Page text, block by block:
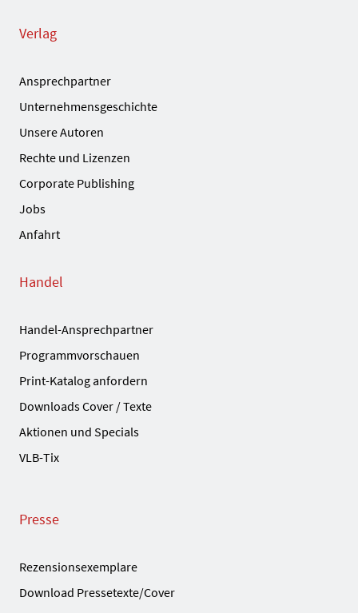
Verlag
Ansprechpartner
Unternehmensgeschichte
Unsere Autoren
Rechte und Lizenzen
Corporate Publishing
Jobs
Anfahrt
Handel
Handel-Ansprechpartner
Programmvorschauen
Print-Katalog anfordern
Downloads Cover / Texte
Aktionen und Specials
VLB-Tix
Presse
Rezensionsexemplare
Download Pressetexte/Cover